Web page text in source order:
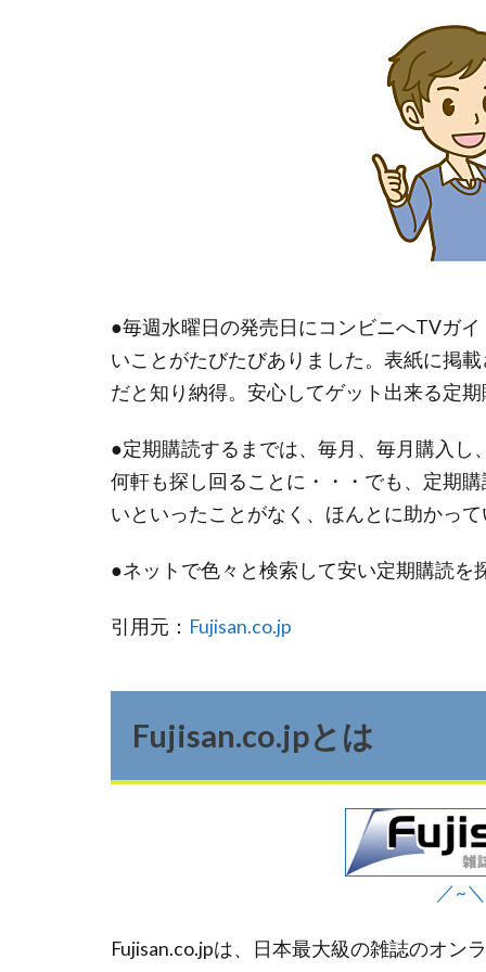
●毎週水曜日の発売日にコンビニへTVガ
いことがたびたびありました。表紙に掲
だと知り納得。安心してゲット出来る定
●定期購読するまでは、毎月、毎月購入
何軒も探し回ることに・・・でも、定期
いといったことがなく、ほんとに助かっ
●ネットで色々と検索して安い定期購読を
引用元： Fujisan.co.jp
Fujisan.co.jpとは
／~
Fujisan.co.jpは、日本最大級の雑誌のオン